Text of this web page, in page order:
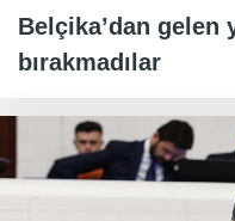
Belçika’dan gelen
bırakmadılar